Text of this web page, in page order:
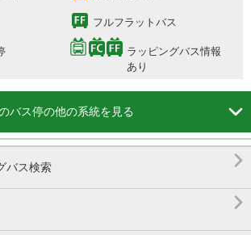
フルフラットバス
ラッピングバス情報
あり
バス停の他の系統を見る 
バス検索 
